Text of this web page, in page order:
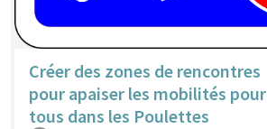
Créer des zones de rencontres
pour apaiser les mobilités pour
tous dans les Poulettes